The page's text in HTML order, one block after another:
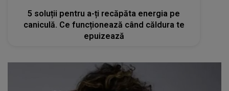
5 soluții pentru a-ți recăpăta energia pe
caniculă. Ce funcționează când căldura te
epuizează